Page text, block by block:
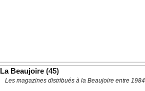
La Beaujoire (45)
Les magazines distribués à la Beaujoire entre